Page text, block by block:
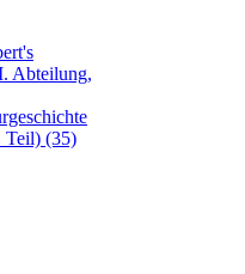
Teil) (35)